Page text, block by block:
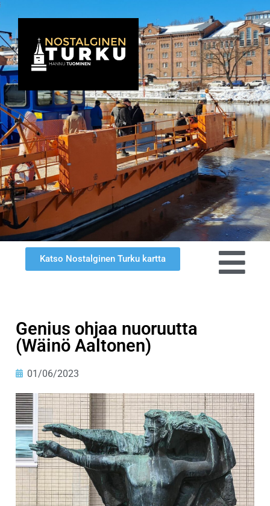
Katso Nostalginen Turku kartta
Genius ohjaa nuoruutta
(Wäinö Aaltonen)
01/06/2023